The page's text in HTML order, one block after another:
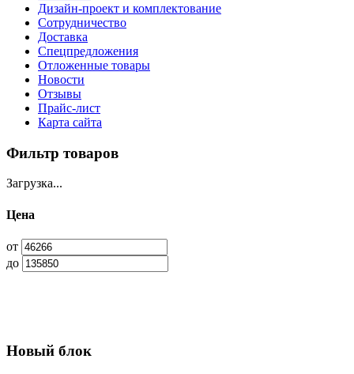
Дизайн-проект и комплектование
Сотрудничество
Доставка
Спецпредложения
Отложенные товары
Новости
Отзывы
Прайс-лист
Карта сайта
Фильтр товаров
Загрузка...
Цена
от
до
Новый блок